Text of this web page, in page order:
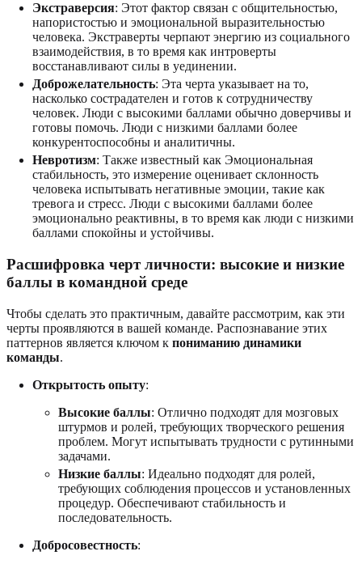
Экстраверсия: Этот фактор связан с общительностью,
напористостью и эмоциональной выразительностью
человека. Экстраверты черпают энергию из социального
взаимодействия, в то время как интроверты
восстанавливают силы в уединении.
Доброжелательность: Эта черта указывает на то,
насколько сострадателен и готов к сотрудничеству
человек. Люди с высокими баллами обычно доверчивы и
готовы помочь. Люди с низкими баллами более
конкурентоспособны и аналитичны.
Невротизм: Также известный как Эмоциональная
стабильность, это измерение оценивает склонность
человека испытывать негативные эмоции, такие как
тревога и стресс. Люди с высокими баллами более
эмоционально реактивны, в то время как люди с низкими
баллами спокойны и устойчивы.
Расшифровка черт личности: высокие и низкие
баллы в командной среде
Чтобы сделать это практичным, давайте рассмотрим, как эти
черты проявляются в вашей команде. Распознавание этих
паттернов является ключом к пониманию динамики
команды.
Открытость опыту:
Высокие баллы: Отлично подходят для мозговых
штурмов и ролей, требующих творческого решения
проблем. Могут испытывать трудности с рутинными
задачами.
Низкие баллы: Идеально подходят для ролей,
требующих соблюдения процессов и установленных
процедур. Обеспечивают стабильность и
последовательность.
Добросовестность: